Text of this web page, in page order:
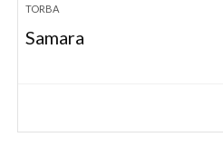
TORBA
Samara